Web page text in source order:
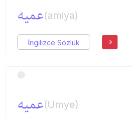
عمیه(amiya)
İngilizce Sözlük
عمیه(Umye)